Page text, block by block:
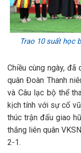
Trao 10 suất học
Chiều cùng ngày,
quân Đoàn Thanh
và Câu lạc bộ thể
kịch tính với sự cổ
thúc trận đấu giao
thắng liên quân
2-1.